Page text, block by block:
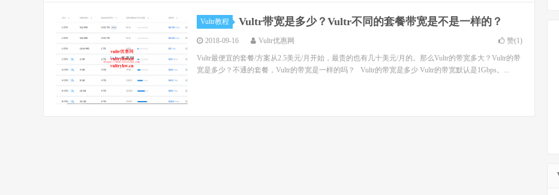
Vultr教程 Vultr带宽是多少？Vultr不同的套餐带宽是不是一样的？
2018-09-16 Vultr优惠网 赞(1)
Vultr最便宜的套餐/方案从2.5美元/月开始，最贵的也有几十美元/月的。那么Vultr的带宽多大？Vultr的带
宽是多少？不通的套餐，Vultr的带宽是一样的吗？ Vultr的带宽是多少 Vultr的带宽默认是1Gbps。...